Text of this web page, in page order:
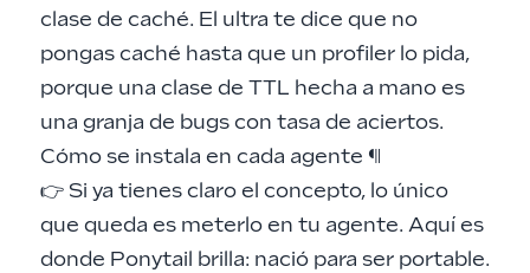
clase de caché. El ultra te dice que no
pongas caché hasta que un profiler lo pida,
porque una clase de TTL hecha a mano es
una granja de bugs con tasa de aciertos.
Cómo se instala en cada agente ¶
👉 Si ya tienes claro el concepto, lo único
que queda es meterlo en tu agente. Aquí es
donde Ponytail brilla: nació para ser portable.